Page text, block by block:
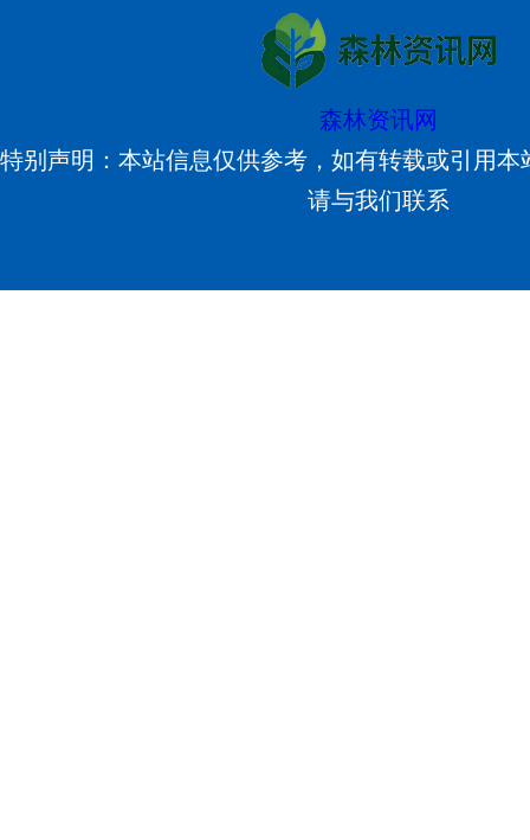
森林资讯网
特别声明：本站信息仅供参考，如有转载或引用
请与我们联系